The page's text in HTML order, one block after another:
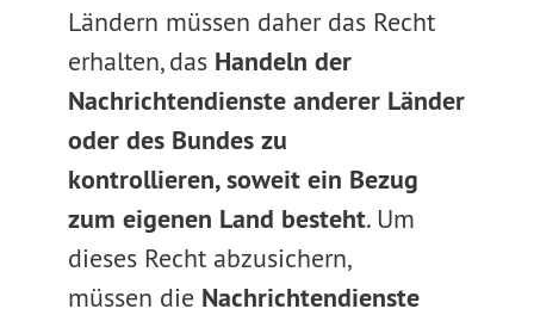
Ländern müssen daher das Recht
erhalten, das Handeln der
Nachrichtendienste anderer Länder
oder des Bundes zu
kontrollieren, soweit ein Bezug
zum eigenen Land besteht. Um
dieses Recht abzusichern,
müssen die Nachrichtendienste